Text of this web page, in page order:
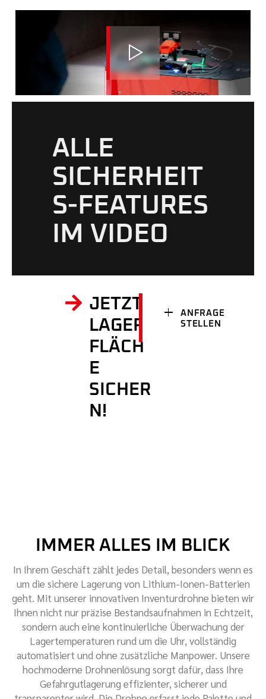
ALLE
SICHERHEIT
S-FEATURES
IM VIDEO
JETZT
LAGER
FLÄCH
E
SICHER
N!
ANFRAGE
STELLEN
IMMER ALLES IM BLICK
In Ihrem Geschäft zählt jedes Detail, besonders wenn es
um die sichere Lagerung von Lithium-Ionen-Batterien
geht. Mit unserer innovativen Inventurdrohne bieten wir
Ihnen nicht nur präzise Bestandsaufnahmen in Echtzeit,
sondern auch eine kontinuierliche Überwachung der
Lagertemperaturen rund um die Uhr, vollständig
automatisiert und ohne zusätzliche Manpower. Unsere
hochmoderne Drohnenlösung sorgt dafür, dass Ihre
Gefahrgutlagerung effizienter, sicherer und